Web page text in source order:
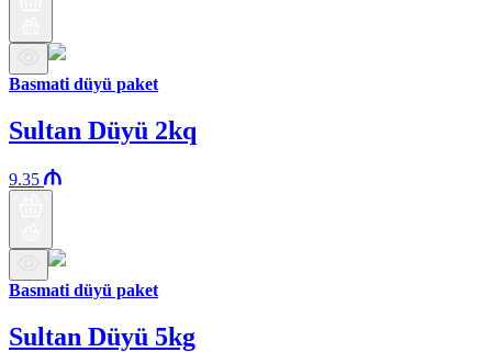
Basmati düyü paket
Sultan Düyü 2kq
9.35
Basmati düyü paket
Sultan Düyü 5kg